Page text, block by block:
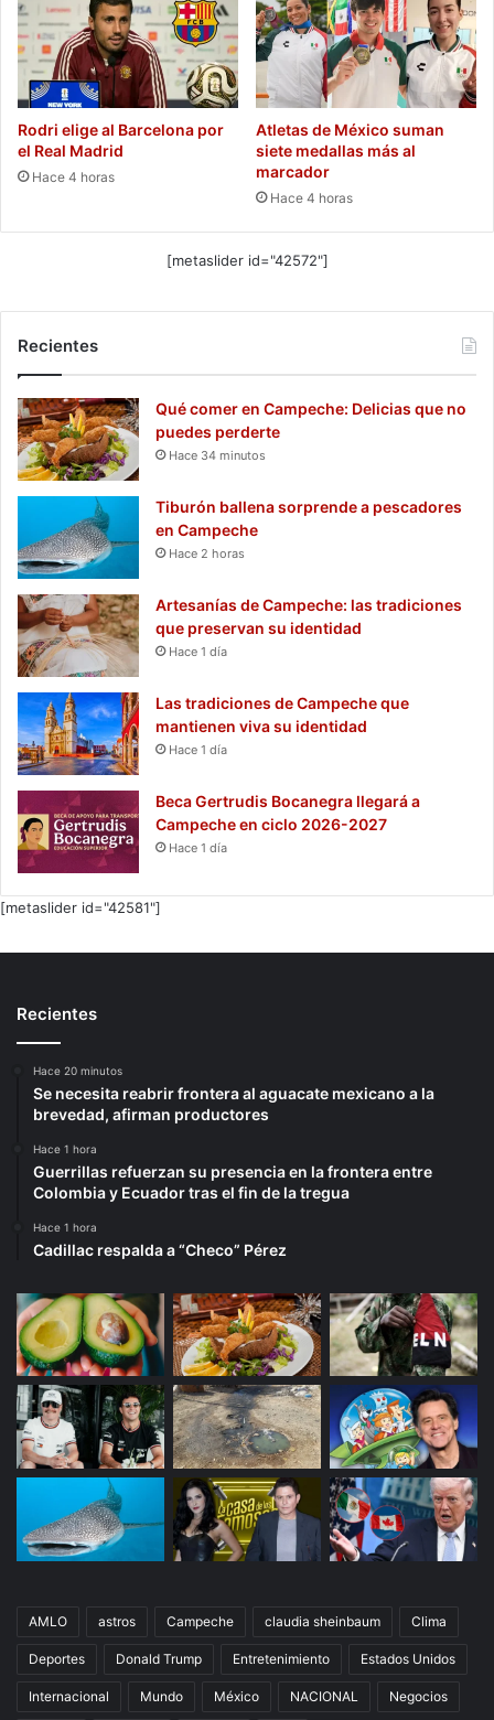
Rodri elige al Barcelona por
el Real Madrid
Hace 4 horas
Atletas de México suman
siete medallas más al
marcador
Hace 4 horas
[metaslider id="42572"]
Recientes
Qué comer en Campeche: Delicias que no
puedes perderte
Hace 34 minutos
Tiburón ballena sorprende a pescadores
en Campeche
Hace 2 horas
Artesanías de Campeche: las tradiciones
que preservan su identidad
Hace 1 día
Las tradiciones de Campeche que
mantienen viva su identidad
Hace 1 día
Beca Gertrudis Bocanegra llegará a
Campeche en ciclo 2026-2027
Hace 1 día
[metaslider id="42581"]
Recientes
Hace 20 minutos
Se necesita reabrir frontera al aguacate mexicano a la
brevedad, afirman productores
Hace 1 hora
Guerrillas refuerzan su presencia en la frontera entre
Colombia y Ecuador tras el fin de la tregua
Hace 1 hora
Cadillac respalda a “Checo” Pérez
AMLO astros Campeche claudia sheinbaum Clima
Deportes Donald Trump Entretenimiento Estados Unidos
Internacional Mundo México NACIONAL Negocios